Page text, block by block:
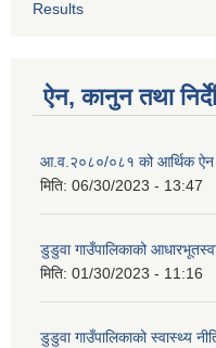
Results
ऐन, कानुन तथा
आ.व.२०८०/०८१ को आर्थिक
मिति: 06/30/2023 - 13:47
डुडुवा गाउँपालिकाको
मिति: 01/30/2023 - 11:16
डुडुवा गाउँपालिकाको स्वास्थ्य